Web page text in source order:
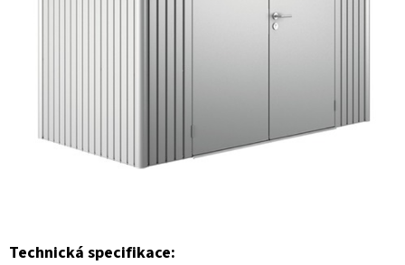
Technická specifikace: